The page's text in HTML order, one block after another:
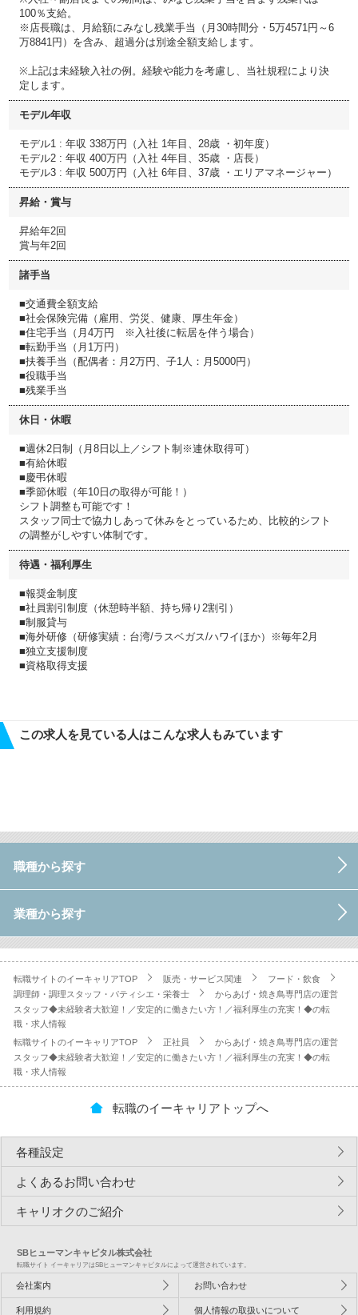
100％支給。
※店長職は、月給額にみなし残業手当（月30時間分・5万4571円～6
万8841円）を含み、超過分は別途全額支給します。
※上記は未経験入社の例。経験や能力を考慮し、当社規程により決
定します。
モデル年収
モデル1 : 年収 338万円（入社 1年目、28歳 ・初年度）
モデル2 : 年収 400万円（入社 4年目、35歳 ・店長）
モデル3 : 年収 500万円（入社 6年目、37歳 ・エリアマネージャー）
昇給・賞与
昇給年2回
賞与年2回
諸手当
■交通費全額支給
■社会保険完備（雇用、労災、健康、厚生年金）
■住宅手当（月4万円 ※入社後に転居を伴う場合）
■転勤手当（月1万円）
■扶養手当（配偶者：月2万円、子1人：月5000円）
■役職手当
■残業手当
休日・休暇
■週休2日制（月8日以上／シフト制※連休取得可）
■有給休暇
■慶弔休暇
■季節休暇（年10日の取得が可能！）
シフト調整も可能です！
スタッフ同士で協力しあって休みをとっているため、比較的シフト
の調整がしやすい体制です。
待遇・福利厚生
■報奨金制度
■社員割引制度（休憩時半額、持ち帰り2割引）
■制服貸与
■海外研修（研修実績：台湾/ラスベガス/ハワイほか）※毎年2月
■独立支援制度
■資格取得支援
この求人を見ている人はこんな求人もみています
職種から探す
業種から探す
転職サイトのイーキャリアTOP 販売・サービス関連
フード・飲食
調理師・調理スタッフ・パティシエ・栄養士
からあげ・焼き鳥専門店の運営
スタッフ◆未経験者大歓迎！／安定的に働きたい方！／福利厚生の充実！◆の転
職・求人情報
転職サイトのイーキャリアTOP
正社員
からあげ・焼き鳥専門店の運営
スタッフ◆未経験者大歓迎！／安定的に働きたい方！／福利厚生の充実！◆の転
職・求人情報
転職のイーキャリアトップへ
各種設定
よくあるお問い合わせ
キャリオクのご紹介
SBヒューマンキャピタル株式会社
転職サイト イーキャリアはSBヒューマンキャピタルによって運営されています。
会社案内 お問い合わせ
利用規約 個人情報の取扱いについて